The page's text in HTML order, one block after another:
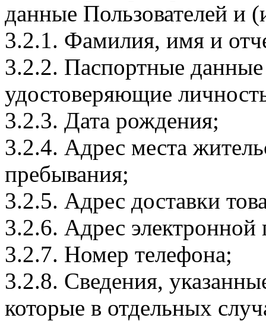
данные Пользователей и
3.2.1. Фамилия, имя и
3.2.2. Паспортные
удостоверяющие
3.2.3. Дата рождения;
3.2.4. Адрес места
пребывания;
3.2.5. Адрес доставки
3.2.6. Адрес электронной
3.2.7. Номер телефона;
3.2.8. Сведения,
которые в отдельных